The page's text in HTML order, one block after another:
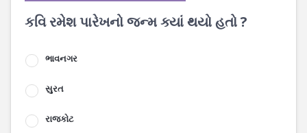
કવિ રમેશ પારેખનો જન્મ ક્યાં થયો હતો ?
ભાવનગર
સુરત
રાજકોટ